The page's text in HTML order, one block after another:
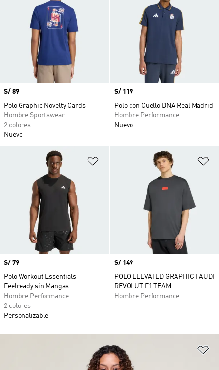
Precio
S/ 89
Polo Graphic Novelty Cards
Hombre Sportswear
2 colores
Nuevo
Precio
S/ 119
Polo con Cuello DNA Real Madrid
Hombre Performance
Nuevo
Añadir a la lista de deseos
Precio
S/ 79
Polo Workout Essentials
Feelready sin Mangas
Hombre Performance
2 colores
Personalizable
Precio
S/ 149
POLO ELEVATED GRAPHIC I AUDI
REVOLUT F1 TEAM
Hombre Performance